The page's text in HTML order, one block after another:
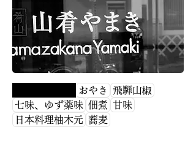
左衛門〉の七味は、 自ら育てた在来唐辛子
と山椒を用い 香りと奥行きに満ちた一本。
奥飛騨の清らかな風土が育んだ山椒も、 料
理に静かな華を添えます。 どの商品も、 土
地と人の想いが静かに息づいています。 旅
の余韻を、おすそわけするように。 ご自宅
でも、記憶に残るひとときをお楽しみくださ
い。
おやき
飛騨山椒
七味、ゆず薬味 佃煮
甘味
日本料理柚木元 蕎麦